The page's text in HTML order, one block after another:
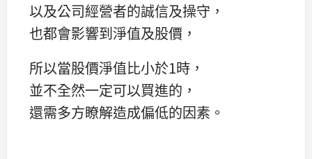
以及公司經營者的誠信及操守，
也都會影響到淨值及股價，
所以當股價淨值比小於1時，
並不全然一定可以買進的，
還需多方瞭解造成偏低的因素。